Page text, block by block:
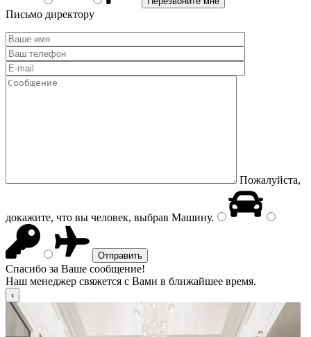
Письмо директору
Пожалуйста,
докажите, что вы человек, выбрав Машину.
Спасибо за Ваше сообщение!
Наш менеджер свяжется с Вами в ближайшее время.